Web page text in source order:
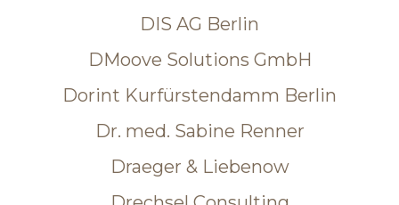
DIS AG Berlin
DMoove Solutions GmbH
Dorint Kurfürstendamm Berlin
Dr. med. Sabine Renner
Draeger & Liebenow